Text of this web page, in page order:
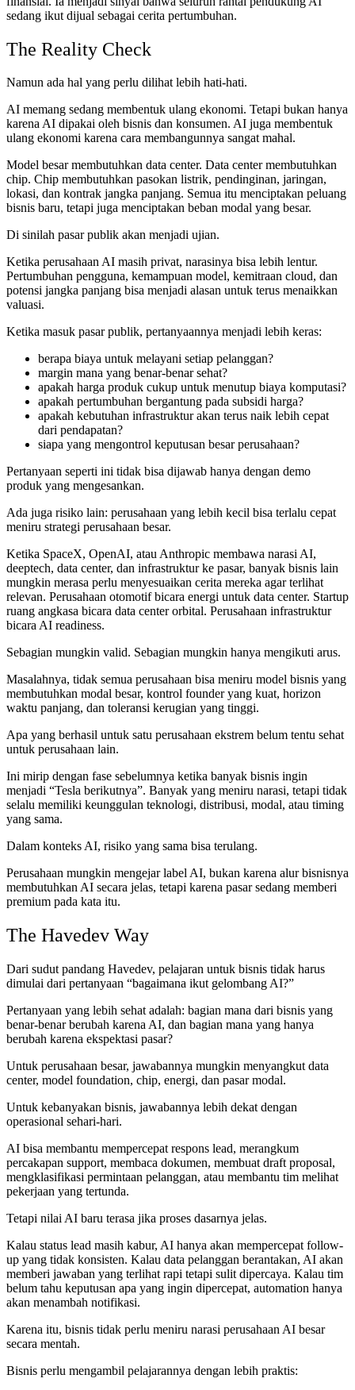
sedang ikut dijual sebagai cerita pertumbuhan.
The Reality Check
Namun ada hal yang perlu dilihat lebih hati-hati.
AI memang sedang membentuk ulang ekonomi. Tetapi bukan hanya
karena AI dipakai oleh bisnis dan konsumen. AI juga membentuk
ulang ekonomi karena cara membangunnya sangat mahal.
Model besar membutuhkan data center. Data center membutuhkan
chip. Chip membutuhkan pasokan listrik, pendinginan, jaringan,
lokasi, dan kontrak jangka panjang. Semua itu menciptakan peluang
bisnis baru, tetapi juga menciptakan beban modal yang besar.
Di sinilah pasar publik akan menjadi ujian.
Ketika perusahaan AI masih privat, narasinya bisa lebih lentur.
Pertumbuhan pengguna, kemampuan model, kemitraan cloud, dan
potensi jangka panjang bisa menjadi alasan untuk terus menaikkan
valuasi.
Ketika masuk pasar publik, pertanyaannya menjadi lebih keras:
berapa biaya untuk melayani setiap pelanggan?
margin mana yang benar-benar sehat?
apakah harga produk cukup untuk menutup biaya komputasi?
apakah pertumbuhan bergantung pada subsidi harga?
apakah kebutuhan infrastruktur akan terus naik lebih cepat
dari pendapatan?
siapa yang mengontrol keputusan besar perusahaan?
Pertanyaan seperti ini tidak bisa dijawab hanya dengan demo
produk yang mengesankan.
Ada juga risiko lain: perusahaan yang lebih kecil bisa terlalu cepat
meniru strategi perusahaan besar.
Ketika SpaceX, OpenAI, atau Anthropic membawa narasi AI,
deeptech, data center, dan infrastruktur ke pasar, banyak bisnis lain
mungkin merasa perlu menyesuaikan cerita mereka agar terlihat
relevan. Perusahaan otomotif bicara energi untuk data center. Startup
ruang angkasa bicara data center orbital. Perusahaan infrastruktur
bicara AI readiness.
Sebagian mungkin valid. Sebagian mungkin hanya mengikuti arus.
Masalahnya, tidak semua perusahaan bisa meniru model bisnis yang
membutuhkan modal besar, kontrol founder yang kuat, horizon
waktu panjang, dan toleransi kerugian yang tinggi.
Apa yang berhasil untuk satu perusahaan ekstrem belum tentu sehat
untuk perusahaan lain.
Ini mirip dengan fase sebelumnya ketika banyak bisnis ingin
menjadi “Tesla berikutnya”. Banyak yang meniru narasi, tetapi tidak
selalu memiliki keunggulan teknologi, distribusi, modal, atau timing
yang sama.
Dalam konteks AI, risiko yang sama bisa terulang.
Perusahaan mungkin mengejar label AI, bukan karena alur bisnisnya
membutuhkan AI secara jelas, tetapi karena pasar sedang memberi
premium pada kata itu.
The Havedev Way
Dari sudut pandang Havedev, pelajaran untuk bisnis tidak harus
dimulai dari pertanyaan “bagaimana ikut gelombang AI?”
Pertanyaan yang lebih sehat adalah: bagian mana dari bisnis yang
benar-benar berubah karena AI, dan bagian mana yang hanya
berubah karena ekspektasi pasar?
Untuk perusahaan besar, jawabannya mungkin menyangkut data
center, model foundation, chip, energi, dan pasar modal.
Untuk kebanyakan bisnis, jawabannya lebih dekat dengan
operasional sehari-hari.
AI bisa membantu mempercepat respons lead, merangkum
percakapan support, membaca dokumen, membuat draft proposal,
mengklasifikasi permintaan pelanggan, atau membantu tim melihat
pekerjaan yang tertunda.
Tetapi nilai AI baru terasa jika proses dasarnya jelas.
Kalau status lead masih kabur, AI hanya akan mempercepat follow-
up yang tidak konsisten. Kalau data pelanggan berantakan, AI akan
memberi jawaban yang terlihat rapi tetapi sulit dipercaya. Kalau tim
belum tahu keputusan apa yang ingin dipercepat, automation hanya
akan menambah notifikasi.
Karena itu, bisnis tidak perlu meniru narasi perusahaan AI besar
secara mentah.
Bisnis perlu mengambil pelajarannya dengan lebih praktis: